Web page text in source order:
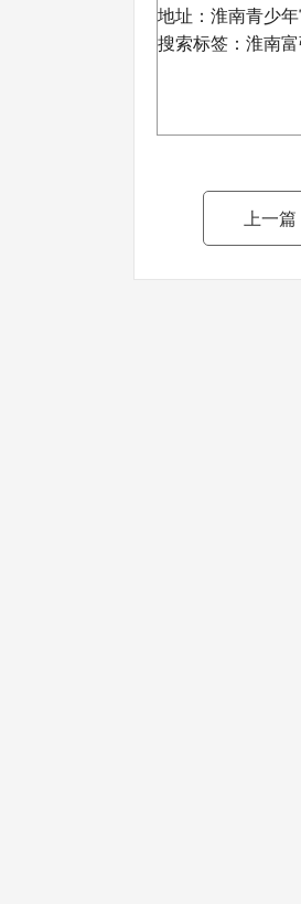
地址：淮南青少
搜索标签：淮南
上一篇